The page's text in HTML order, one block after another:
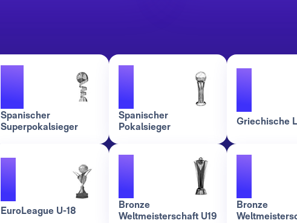
2
Spanischer
Superpokalsieger
1
Spanischer
Pokalsieger
1
Griechische
1
EuroLeague U-18
1
Bronze
Weltmeisterschaft U19
1
Bronze